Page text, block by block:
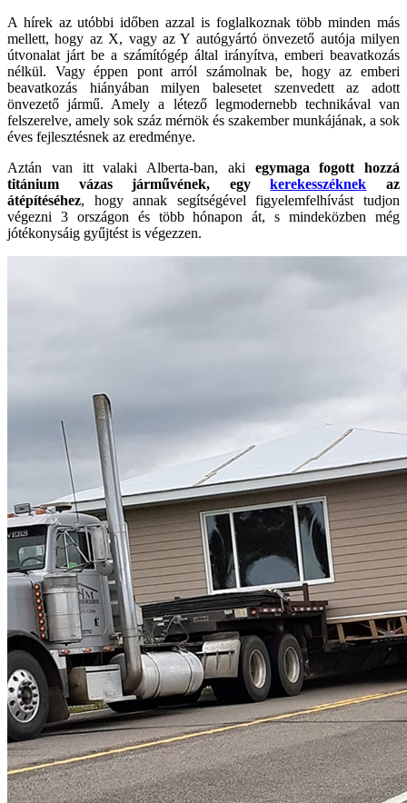
A hírek az utóbbi időben azzal is foglalkoznak több minden más
mellett, hogy az X, vagy az Y autógyártó önvezető autója milyen
útvonalat járt be a számítógép által irányítva, emberi beavatkozás
nélkül. Vagy éppen pont arról számolnak be, hogy az emberi
beavatkozás hiányában milyen balesetet szenvedett az adott
önvezető jármű. Amely a létező legmodernebb technikával van
felszerelve, amely sok száz mérnök és szakember munkájának, a sok
éves fejlesztésnek az eredménye.
Aztán van itt valaki Alberta-ban, aki egymaga fogott hozzá
titánium vázas járművének, egykerekesszéknek az
átépítéséhez, hogy annak segítségével figyelemfelhívást tudjon
végezni 3 országon és több hónapon át, s mindeközben még
jótékonysáig gyűjtést is végezzen.